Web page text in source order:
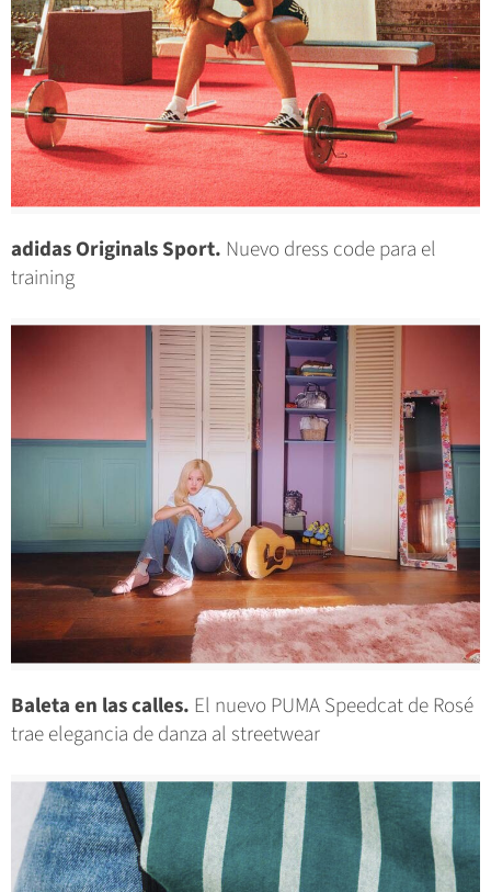
adidas Originals Sport. Nuevo dress code para el
training
Baleta en las calles. El nuevo PUMA Speedcat de Rosé
trae elegancia de danza al streetwear